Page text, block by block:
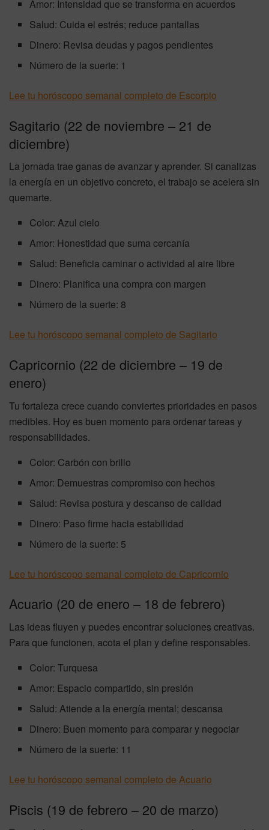
Amor: Intensidad que se transforma en acuerdos
Salud: Cuida el estrés; reduce pantallas
Dinero: Revisa deudas y pagos pendientes
Número de la suerte: 1
Lee tu horóscopo semanal completo de Escorpio
Sagitario (22 de noviembre – 21 de
diciembre)
La jornada trae ganas de avanzar y aprender. Si canalizas
la energía en un objetivo concreto, el trabajo se acelera sin
quemarte.
Color: Azul cielo
Amor: Honestidad que suma cercanía
Salud: Beneficia caminar o actividad al aire libre
Dinero: Planifica una compra con margen
Número de la suerte: 8
Lee tu horóscopo semanal completo de Sagitario
Capricornio (22 de diciembre – 19 de
enero)
Tu fortaleza crece cuando conviertes prioridades en pasos
medibles. Hoy es buen momento para ordenar tareas y
responsabilidades.
Color: Carbón con brillo
Amor: Demuestras compromiso con hechos
Salud: Revisa postura y descanso de calidad
Dinero: Paso firme hacia estabilidad
Número de la suerte: 5
Lee tu horóscopo semanal completo de Capricornio
Acuario (20 de enero – 18 de febrero)
Las ideas fluyen y puedes encontrar soluciones creativas.
Para que funcionen, acota el plan y define responsables.
Color: Turquesa
Amor: Espacio compartido, sin presión
Salud: Atiende a la energía mental; descansa
Dinero: Buen momento para comparar y negociar
Número de la suerte: 11
Lee tu horóscopo semanal completo de Acuario
Piscis (19 de febrero – 20 de marzo)